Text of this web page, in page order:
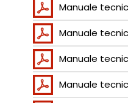
Manuale
Manuale
Manuale
Manuale